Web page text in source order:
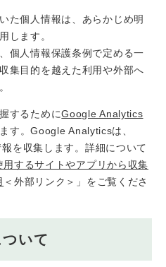
た個人情報は、あらかじめ明
します。
個人情報保護条例で定める一
集目的を越えた利用や外部へ
するためにGoogle Analytics
す。Google Analyticsは、
を収集します。詳細について
するサイトやアプリから収集
＜外部リンク＞ 」をご覧くださ
いて